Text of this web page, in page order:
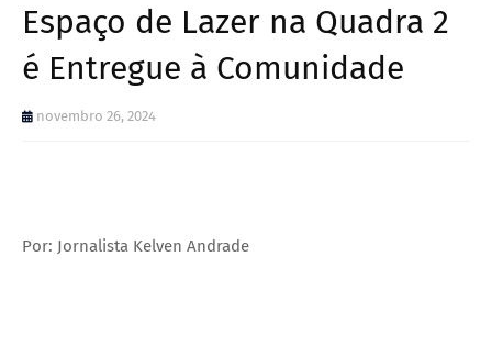
Espaço de Lazer na Quadra 2
é Entregue à Comunidade
novembro 26, 2024
Por: Jornalista Kelven Andrade